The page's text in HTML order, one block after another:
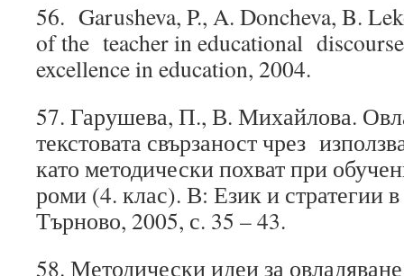
56. Garusheva, P., A. Doncheva, B.
of the teacher in educational
excellence in education, 2004.
57. Гарушева, П., В. Михайлова.
текстовата свързаност чрез
като методически похват при
роми (4. клас). В: Език и стратегии
Търново, 2005, с. 35 – 43.
58. Методически идеи за